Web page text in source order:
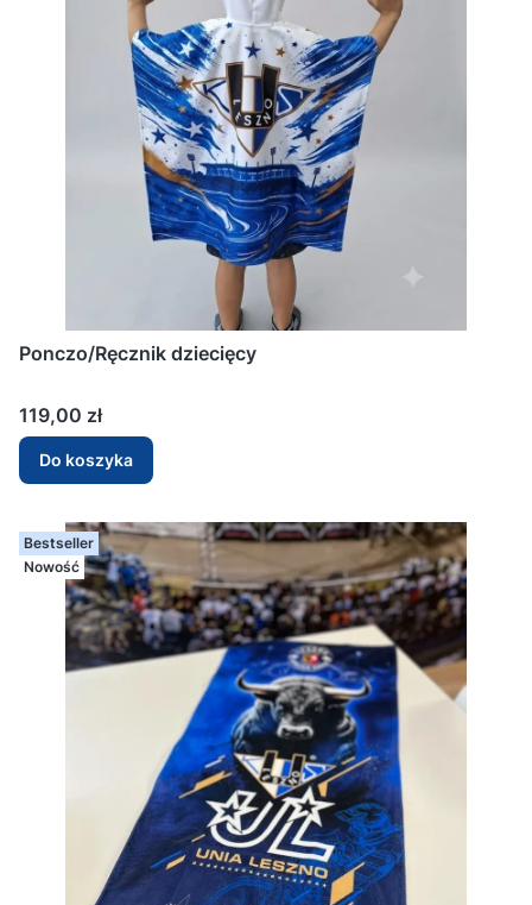
Ponczo/Ręcznik dziecięcy
Cena
119,00 zł
Do koszyka
Bestseller
Nowość